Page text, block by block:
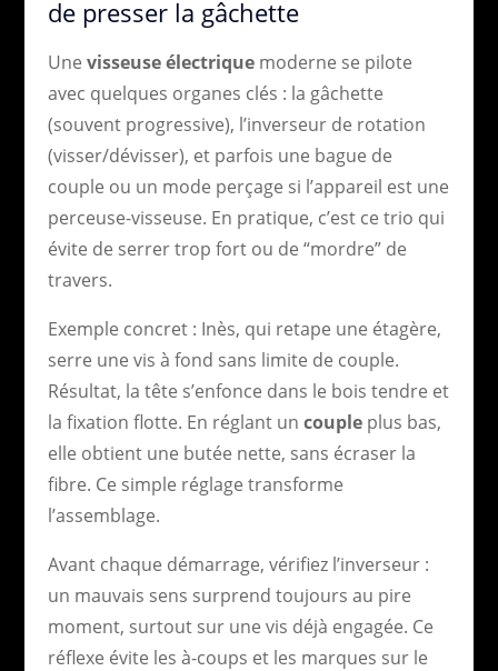
de presser la gâchette
Une visseuse électriquemoderne se pilote
avec quelques organes clés : la gâchette
(souvent progressive), l’inverseur de rotation
(visser/dévisser), et parfois une bague de
couple ou un mode perçage si l’appareil est une
perceuse-visseuse. En pratique, c’est ce trio qui
évite de serrer trop fort ou de “mordre” de
travers.
Exemple concret : Inès, qui retape une étagère,
serre une vis à fond sans limite de couple.
Résultat, la tête s’enfonce dans le bois tendre et
la fixation flotte. En réglant un coupleplus bas,
elle obtient une butée nette, sans écraser la
fibre. Ce simple réglage transforme
l’assemblage.
Avant chaque démarrage, vérifiez l’inverseur :
un mauvais sens surprend toujours au pire
moment, surtout sur une vis déjà engagée. Ce
réflexe évite les à-coups et les marques sur le